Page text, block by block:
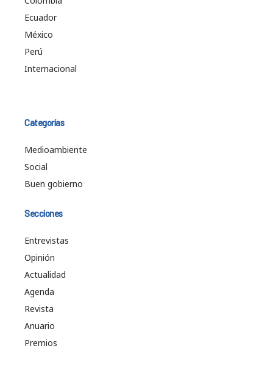
Ecuador
México
Perú
Internacional
Categorías
Medioambiente
Social
Buen gobierno
Secciones
Entrevistas
Opinión
Actualidad
Agenda
Revista
Anuario
Premios